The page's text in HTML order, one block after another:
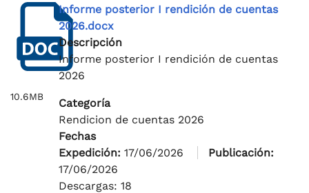
10.6MB
Informe posterior I rendición de cuentas
2026.docx
Descripción
Informe posterior I rendición de cuentas
2026
Categoría
Rendicion de cuentas 2026
Fechas
Expedición: 17/06/2026
Publicación:
17/06/2026
Descargas: 18